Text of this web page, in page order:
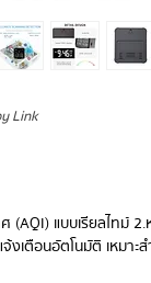
(AQI) แบบเรียลไทม์
งเตือนอัตโนมัติ เหม
Link